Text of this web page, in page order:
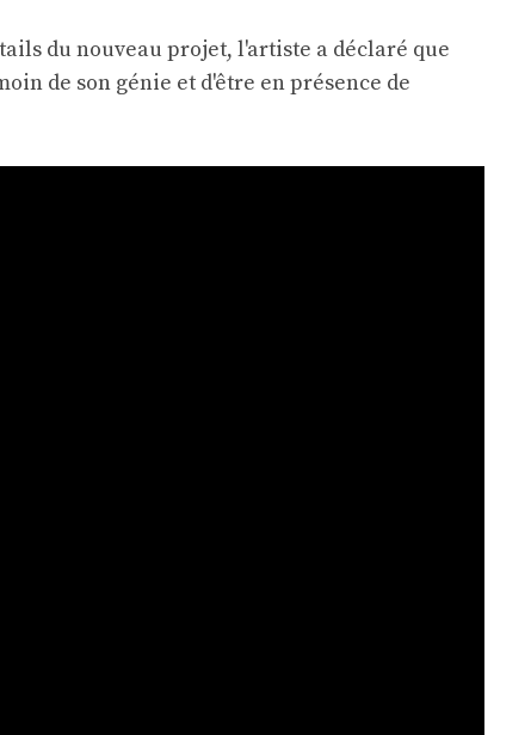
du nouveau projet, l'artiste a déclaré que
de son génie et d'être en présence de